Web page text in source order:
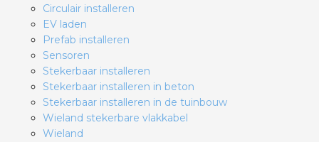
Circulair installeren
EV laden
Prefab installeren
Sensoren
Stekerbaar installeren
Stekerbaar installeren in beton
Stekerbaar installeren in de tuinbouw
Wieland stekerbare vlakkabel
Wieland